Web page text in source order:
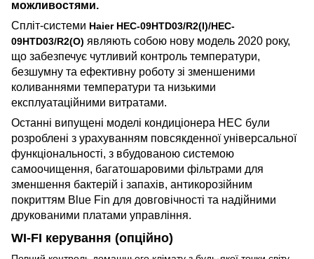
можливостями.
Спліт-системи Haier HEC-09HTD03/R2(I)/HEC-
09HTD03/R2(O) являють собою нову модель 2020 року,
що забезпечує чутливий контроль температури,
безшумну та ефективну роботу зі зменшеними
коливаннями температури та низькими
експлуатаційними витратами.
Останні випущені моделі кондиціонера HEC були
розроблені з урахуванням повсякденної універсальної
функціональності, з вбудованою системою
самоочищення, багатошаровими фільтрами для
зменшення бактерій і запахів, антикорозійним
покриттям Blue Fin для довговічності та надійними
друкованими платами управління.
WI-FI керування (опційно)